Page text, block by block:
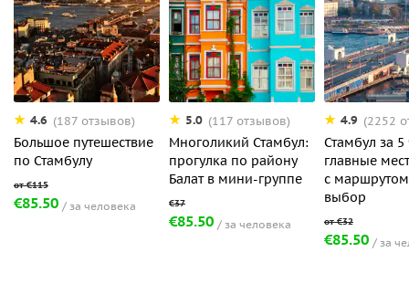
4.6 (187 отзывов)
Большое путешествие
по Стамбулу
€85.50 за человека
5.0 (117 отзывов)
Многоликий Стамбул:
прогулка по району
Балат в мини-группе
€85.50 за человека
4.9 (2252
Стамбул за 5
главные
с
выбор
€85.50 за